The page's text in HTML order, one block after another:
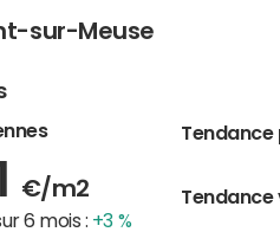
sur-Meuse
€/m2
6 mois : +3 %
Tendance
Tendance